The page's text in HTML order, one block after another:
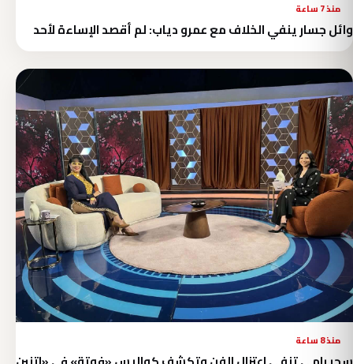
منذ 7 ساعة
وائل جسار ينفي الخلاف مع عمرو دياب: لم أقصد الإساءة لأحد
منذ 8 ساعة